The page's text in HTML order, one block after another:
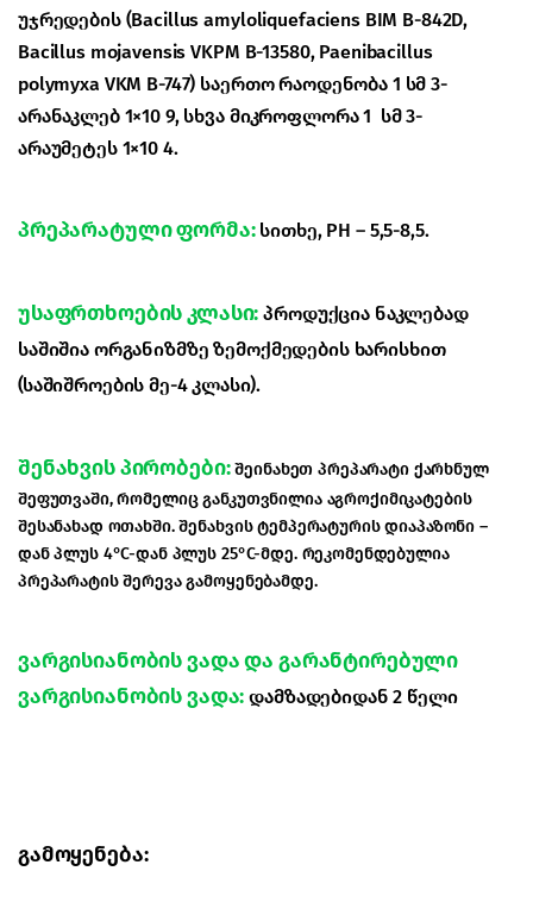
უჯრედების (Bacillus amyloliquefaciens BIM B-842D,
Bacillus mojavensis VKPM B-13580, Paenibacillus
polymyxa VKM B-747) საერთო რაოდენობა 1 სმ 3-
არანაკლებ 1×10 9, სხვა მიკროფლორა 1 სმ 3-
არაუმეტეს 1×10 4.
პრეპარატული ფორმა:სითხე, PH – 5,5-8,5.
უსაფრთხოების კლასი:პროდუქცია ნაკლებად
საშიშია ორგანიზმზე ზემოქმედების ხარისხით
(საშიშროების მე-4 კლასი).
შენახვის პირობები:შეინახეთ პრეპარატი ქარხნულ
შეფუთვაში, რომელიც განკუთვნილია აგროქიმიკატების
შესანახად ოთახში. შენახვის ტემპერატურის დიაპაზონი –
დან პლუს 4°С-დან პლუს 25°С-მდე. რეკომენდებულია
პრეპარატის შერევა გამოყენებამდე.
ვარგისიანობის ვადა და გარანტირებული
ვარგისიანობის ვადა:დამზადებიდან 2 წელი
გამოყენება: